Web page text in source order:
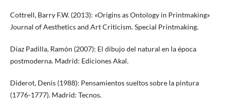
Cottrell, Barry F.W. (2013): «Origins as Ontology in Printmaking»
Journal of Aesthetics and Art Criticism. Special Printmaking.
Díaz Padilla, Ramón (2007): El dibujo del natural en la época
postmoderna. Madrid: Ediciones Akal.
Diderot, Denis (1988): Pensamientos sueltos sobre la pintura
(1776-1777). Madrid: Tecnos.